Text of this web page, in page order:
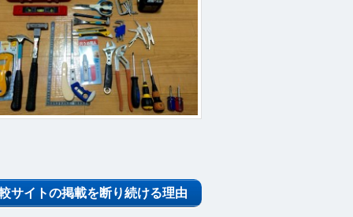
サイトの掲載を断り続ける理由